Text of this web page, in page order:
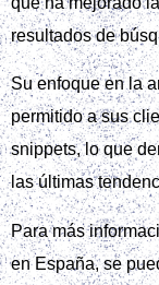
resultados de
Su enfoque en la
permitido a sus
snippets, lo que
las últimas
Para más
en España, se